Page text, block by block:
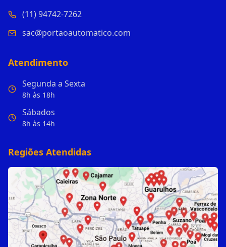
(11) 94742-7262
sac@portaoautomatico.com
Atendimento
Segunda a Sexta
8h às 18h
Sábados
8h às 14h
Regiões Atendidas